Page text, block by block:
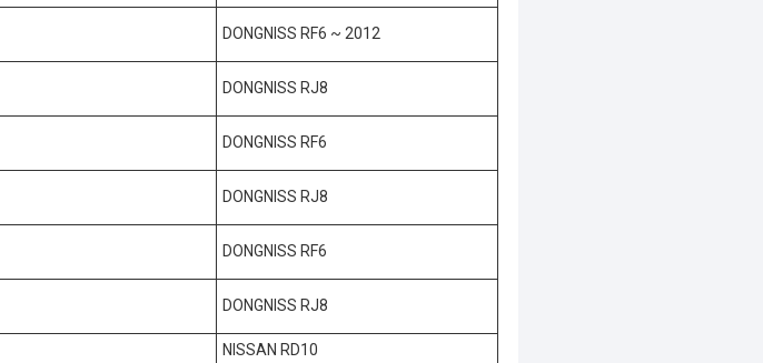
DONGNISS RF6 ~ 2012
DONGNISS RJ8
DONGNISS RF6
DONGNISS RJ8
DONGNISS RF6
DONGNISS RJ8
NISSAN RD10